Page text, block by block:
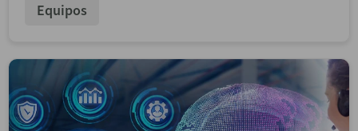
Equipos